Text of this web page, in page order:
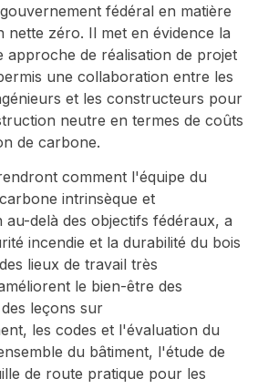
votre
grâce à des
et des
sur la
en bois,
et les
pratiques.
le domaine
vous avec
et
des idées de
qui stimulent
dans la
en bois et
multidisciplinaire.
le programme
et
vous pour
du support
des conseils
et accéder à
pratiques
fédéral en matière
nette zéro. Il met en évidence la
approche de réalisation de projet
une collaboration entre les
et les constructeurs pour
neutre en termes de coûts
de carbone.
comment l'équipe du
intrinsèque et
delà des objectifs fédéraux, a
incendie et la durabilité du bois
lieux de travail très
le bien-être des
leçons sur
les codes et l'évaluation du
du bâtiment, l'étude de
de route pratique pour les